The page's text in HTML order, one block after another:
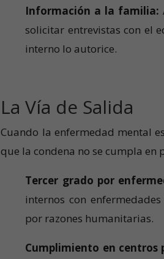
Información a la familia:
solicitar entrevistas con el
interno lo autorice.
La Vía de Salida
Cuando la enfermedad mental
que la condena no se cumpla en
Tercer grado por
internos con
por razones humanitarias.
Cumplimiento en centros